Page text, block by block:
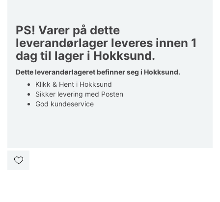
PS! Varer på dette
leverandørlager leveres innen 1
dag til lager i Hokksund.
Dette leverandørlageret befinner seg i Hokksund.
Klikk & Hent i Hokksund
Sikker levering med Posten
God kundeservice